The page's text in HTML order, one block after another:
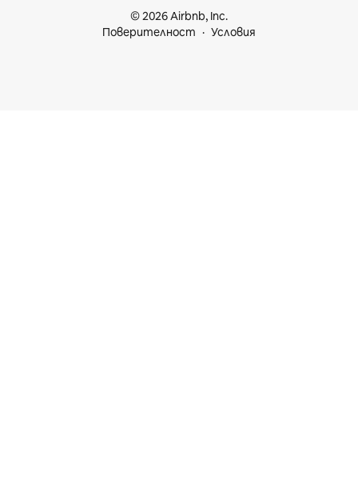
© 2026 Airbnb, Inc.
Поверителност
Условия